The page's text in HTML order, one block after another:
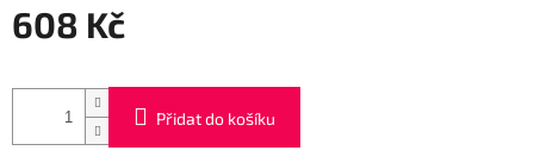
608 Kč
cena:
Přidat do košíku